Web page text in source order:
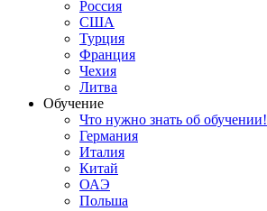
Россия
США
Турция
Франция
Чехия
Литва
Обучение
Что нужно знать об обучении!
Германия
Италия
Китай
ОАЭ
Польша